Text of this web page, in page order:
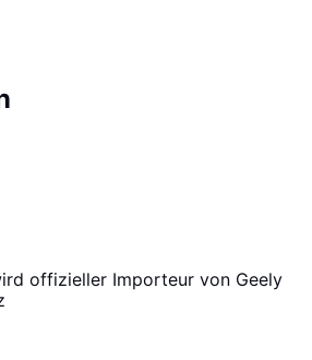
offizieller Importeur von Geely